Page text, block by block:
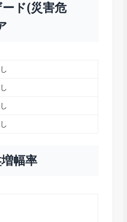
ド(災害危
幅率